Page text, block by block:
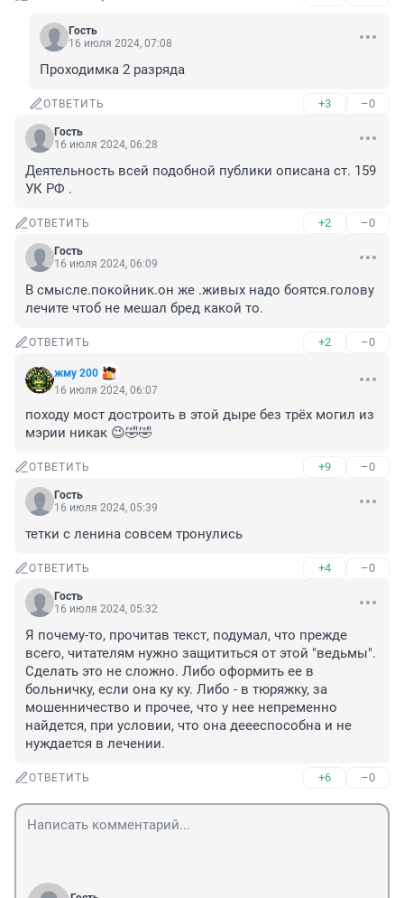
Гость
16 июля 2024, 07:08
Проходимка 2 разряда
ОТВЕТИТЬ +3 –0
Гость
16 июля 2024, 06:28
Деятельность всей подобной публики описана ст. 159
УК РФ .
ОТВЕТИТЬ +2 –0
Гость
16 июля 2024, 06:09
В смысле.покойник.он же .живых надо боятся.голову
лечите чтоб не мешал бред какой то.
ОТВЕТИТЬ +2 –0
жму 200
16 июля 2024, 06:07
походу мост достроить в этой дыре без трёх могил из
мэрии никак 😉🤣🤣
ОТВЕТИТЬ +9 –0
Гость
16 июля 2024, 05:39
тетки с ленина совсем тронулись
ОТВЕТИТЬ +4 –0
Гость
16 июля 2024, 05:32
Я почему-то, прочитав текст, подумал, что прежде
всего, читателям нужно защититься от этой "ведьмы".
Сделать это не сложно. Либо оформить ее в
больничку, если она ку ку. Либо - в тюряжку, за
мошенничество и прочее, что у нее непременно
найдется, при условии, что она деееспособна и не
нуждается в лечении.
ОТВЕТИТЬ +6 –0